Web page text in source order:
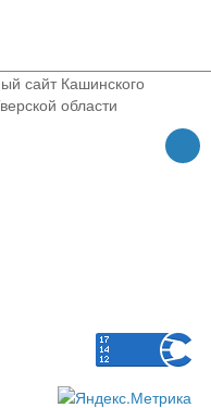
сайт Кашинского
области